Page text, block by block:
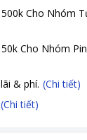
Cho Nhóm
Cho Nhóm
& phí. (Chi tiết)
(Chi tiết)